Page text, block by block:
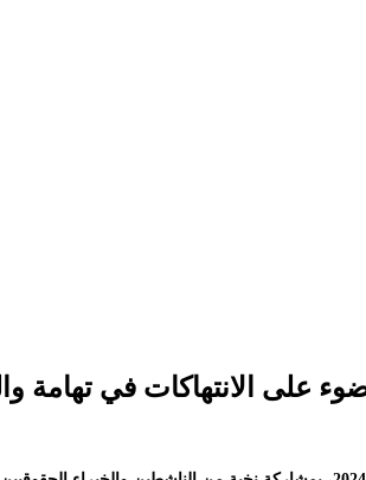
على الانتهاكات في تهامة